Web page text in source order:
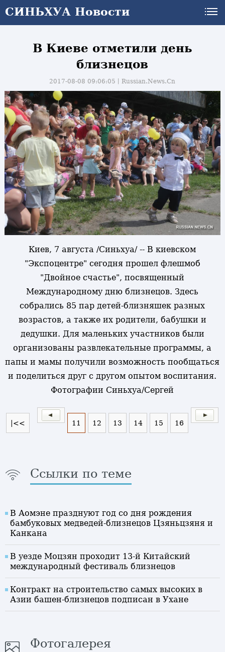
СИНЬХУА Новости
В Киеве отметили день
близнецов
2017-08-08 09:06:05丨Russian.News.Cn
Киев, 7 августа /Синьхуа/ -- В киевском
"Экспоцентре" сегодня прошел флешмоб
"Двойное счастье", посвященный
Международному дню близнецов. Здесь
собрались 85 пар детей-близняшек разных
возрастов, а также их родители, бабушки и
дедушки. Для маленьких участников были
организованы развлекательные программы, а
папы и мамы получили возможность пообщаться
и поделиться друг с другом опытом воспитания.
Фотографии Синьхуа/Сергей
|<< 11 12 13 14 15 16
Ссылки по теме
В Аомэне празднуют год со дня рождения
бамбуковых медведей-близнецов Цзяньцзяня и
Канкана
В уезде Моцзян проходит 13-й Китайский
международный фестиваль близнецов
Контракт на строительство самых высоких в
Азии башен-близнецов подписан в Ухане
Фотогалерея